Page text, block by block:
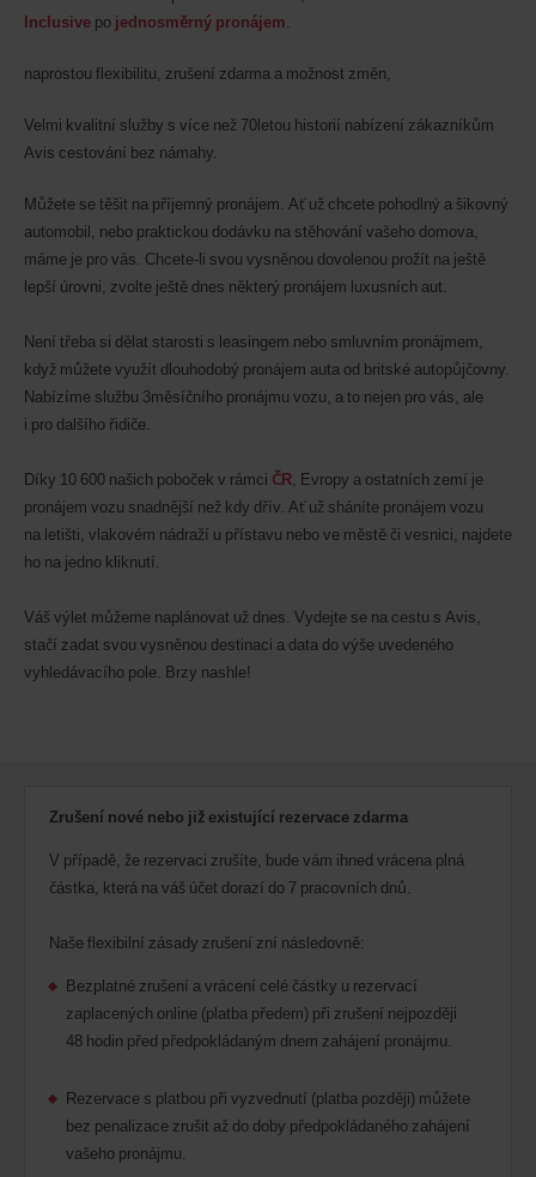
(AWD).
li
vaší
lokalitě
k dispozici,
si
rezervovat
dodávky
nebo
Inclusive po jednosměrný pronájem.
naprostou flexibilitu, zrušení zdarma a možnost změn,
Velmi kvalitní služby s více než 70letou historií nabízení zákazníkům
Avis cestování bez námahy.
Můžete se těšit na příjemný pronájem. Ať už chcete pohodlný a šikovný
automobil, nebo praktickou dodávku na stěhování vašeho domova,
máme je pro vás. Chcete-li svou vysněnou dovolenou prožít na ještě
lepší úrovni, zvolte ještě dnes některý pronájem luxusních aut.
Není třeba si dělat starosti s leasingem nebo smluvním pronájmem,
když můžete využít dlouhodobý pronájem auta od britské autopůjčovny.
Nabízíme službu 3měsíčního pronájmu vozu, a to nejen pro vás, ale
i pro dalšího řidiče.
Díky 10 600 našich poboček v rámci ČR, Evropy a ostatních zemí je
pronájem vozu snadnější než kdy dřív. Ať už sháníte pronájem vozu
na letišti, vlakovém nádraží u přístavu nebo ve městě či vesnici, najdete
ho na jedno kliknutí.
Váš výlet můžeme naplánovat už dnes. Vydejte se na cestu s Avis,
stačí zadat svou vysněnou destinaci a data do výše uvedeného
vyhledávacího pole. Brzy nashle!
Zrušení nové nebo již existující rezervace zdarma
V případě, že rezervaci zrušíte, bude vám ihned vrácena plná
částka, která na váš účet dorazí do 7 pracovních dnů.
Naše flexibilní zásady zrušení zní následovně:
Bezplatné zrušení a vrácení celé částky u rezervací
zaplacených online (platba předem) při zrušení nejpozději
48 hodin před předpokládaným dnem zahájení pronájmu.
Rezervace s platbou při vyzvednutí (platba později) můžete
bez penalizace zrušit až do doby předpokládaného zahájení
vašeho pronájmu.